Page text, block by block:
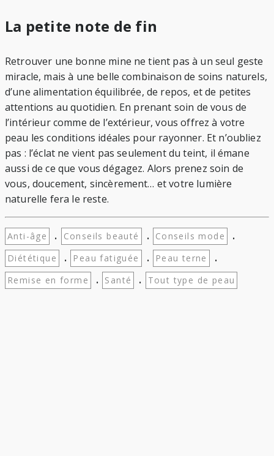
La petite note de fin
Retrouver une bonne mine ne tient pas à un seul geste
miracle, mais à une belle combinaison de soins naturels,
d’une alimentation équilibrée, de repos, et de petites
attentions au quotidien. En prenant soin de vous de
l’intérieur comme de l’extérieur, vous offrez à votre
peau les conditions idéales pour rayonner. Et n’oubliez
pas : l’éclat ne vient pas seulement du teint, il émane
aussi de ce que vous dégagez. Alors prenez soin de
vous, doucement, sincèrement… et votre lumière
naturelle fera le reste.
Anti-âge . Conseils beauté . Conseils mode .
Diététique . Peau fatiguée . Peau terne .
Remise en forme . Santé . Tout type de peau